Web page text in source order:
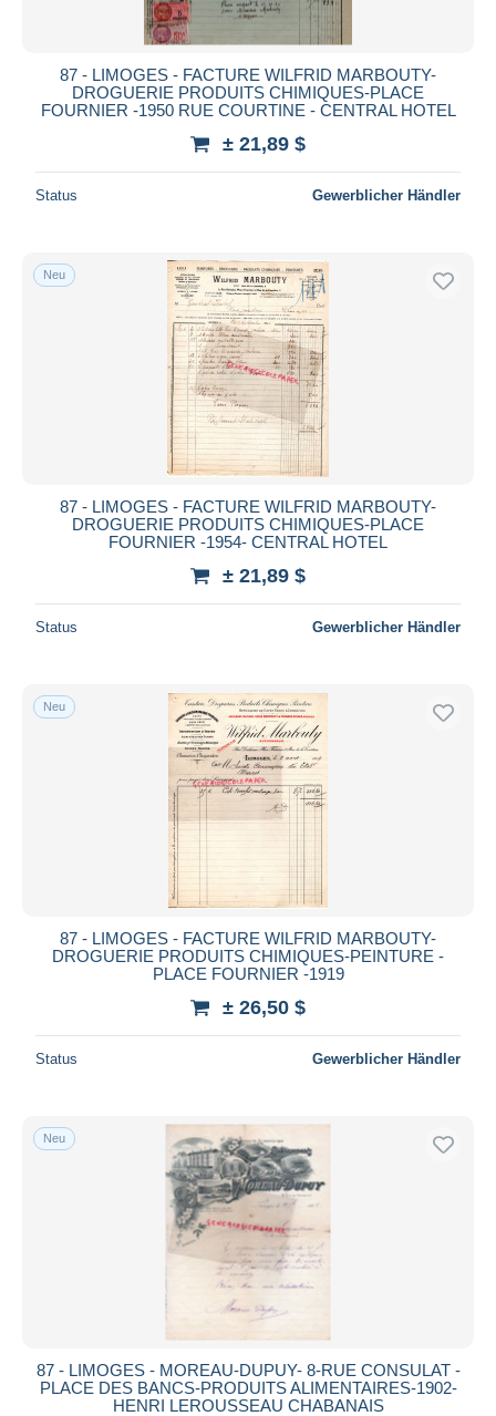
87 - LIMOGES - FACTURE WILFRID MARBOUTY-
DROGUERIE PRODUITS CHIMIQUES-PLACE
FOURNIER -1950 RUE COURTINE - CENTRAL HOTEL
± 21,89 $
Status Gewerblicher Händler
Neu
87 - LIMOGES - FACTURE WILFRID MARBOUTY-
DROGUERIE PRODUITS CHIMIQUES-PLACE
FOURNIER -1954- CENTRAL HOTEL
± 21,89 $
Status Gewerblicher Händler
Neu
87 - LIMOGES - FACTURE WILFRID MARBOUTY-
DROGUERIE PRODUITS CHIMIQUES-PEINTURE -
PLACE FOURNIER -1919
± 26,50 $
Status Gewerblicher Händler
Neu
87 - LIMOGES - MOREAU-DUPUY- 8-RUE CONSULAT -
PLACE DES BANCS-PRODUITS ALIMENTAIRES-1902-
HENRI LEROUSSEAU CHABANAIS